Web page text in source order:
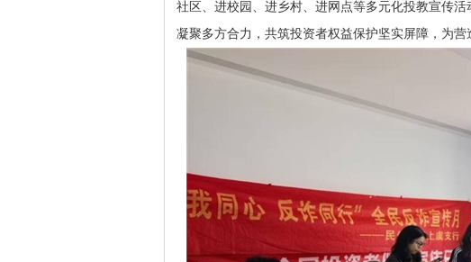
社区、进校园、进乡村、进网点等多元化投教宣传
凝聚多方合力，共筑投资者权益保护坚实屏障，为营